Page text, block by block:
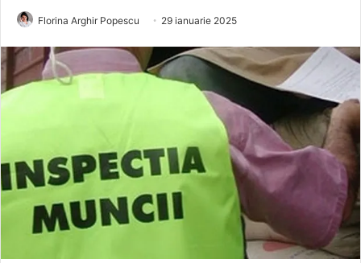
Florina Arghir Popescu 29 ianuarie 2025